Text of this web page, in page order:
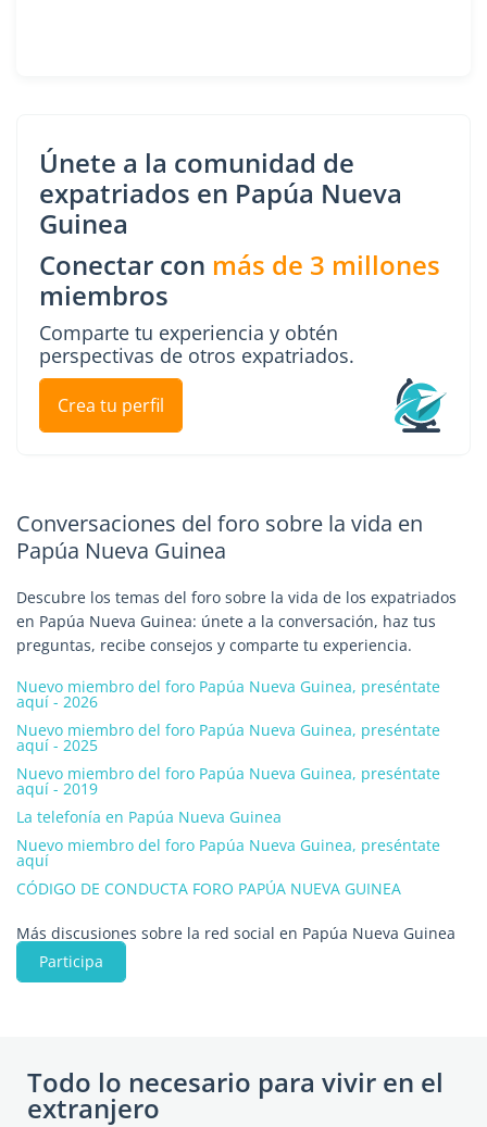
Únete a la comunidad de
expatriados en Papúa Nueva
Guinea
Conectar con más de 3 millones
miembros
Comparte tu experiencia y obtén
perspectivas de otros expatriados.
Crea tu perfil
Conversaciones del foro sobre la vida en
Papúa Nueva Guinea
Descubre los temas del foro sobre la vida de los expatriados
en Papúa Nueva Guinea: únete a la conversación, haz tus
preguntas, recibe consejos y comparte tu experiencia.
Nuevo miembro del foro Papúa Nueva Guinea, preséntate
aquí - 2026
Nuevo miembro del foro Papúa Nueva Guinea, preséntate
aquí - 2025
Nuevo miembro del foro Papúa Nueva Guinea, preséntate
aquí - 2019
La telefonía en Papúa Nueva Guinea
Nuevo miembro del foro Papúa Nueva Guinea, preséntate
aquí
CÓDIGO DE CONDUCTA FORO PAPÚA NUEVA GUINEA
Más discusiones sobre la red social en Papúa Nueva Guinea
Participa
Todo lo necesario para vivir en el
extranjero